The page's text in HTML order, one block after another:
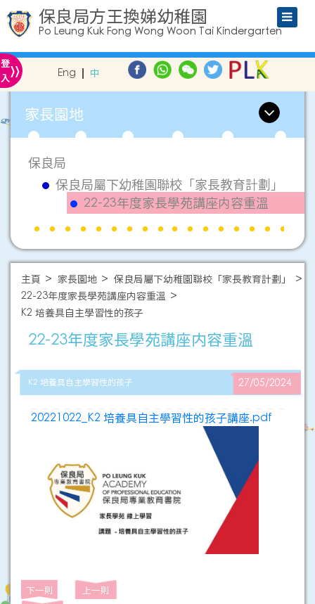
保良局方王換娣幼稚園
Po Leung Kuk Fong Wong Woon Tai Kindergarten
登
入» Eng 中
家長園地
保良局
保良局屬下幼稚園聯校「家長教育計劃」
22-23年度家長學苑講座内容重溫
主頁 家長園地
保良局屬下幼稚園聯校「家長教育計劃」
22-23年度家長學苑講座内容重溫
K2 培養具自主學習性的孩子
22-23年度家長學苑講座内容重溫
K2 培養具自主學習性的孩子 27/05/2024
20221022_K2 培養具自主學習性的孩子講座.pdf
下一則
上一則